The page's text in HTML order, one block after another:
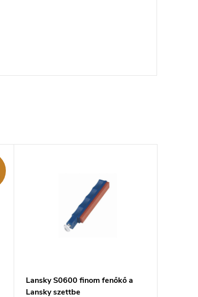
Lansky S0600 finom fenőkő a
Lansky szettbe